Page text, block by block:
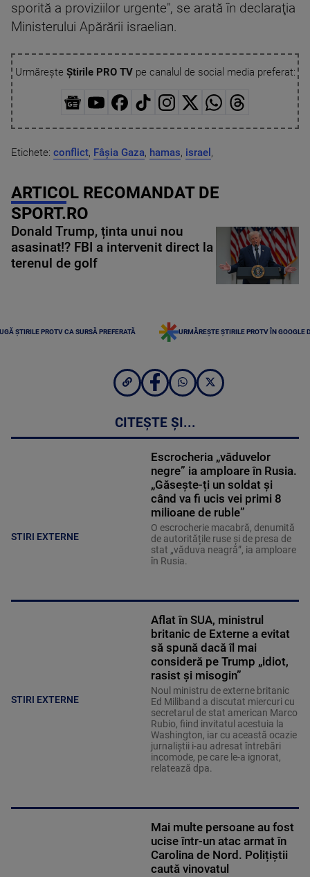
sporită a proviziilor urgente", se arată în declaraţia
Ministerului Apărării israelian.
Urmărește Știrile PRO TVpe canalul de social media preferat:
Etichete: conflict, Fâșia Gaza, hamas, israel ,
ARTICOL RECOMANDAT DE
SPORT.RO
Donald Trump, ținta unui nou
asasinat!? FBI a intervenit direct la
terenul de golf
ȘTIRILE PROTV CA SURSĂ PREFERATĂ URMĂREȘTE ȘTIRILE PROTV ÎN GOOGLE
CITEȘTE ȘI...
STIRI EXTERNE
Escrocheria „văduvelor
negre” ia amploare în Rusia.
„Găsește-ți un soldat și
când va fi ucis vei primi 8
milioane de ruble”
O escrocherie macabră, denumită
de autoritățile ruse și de presa de
stat „văduva neagră”, ia amploare
în Rusia.
STIRI EXTERNE
Aflat în SUA, ministrul
britanic de Externe a evitat
să spună dacă îl mai
consideră pe Trump „idiot,
rasist și misogin”
Noul ministru de externe britanic
Ed Miliband a discutat miercuri cu
secretarul de stat american Marco
Rubio, fiind invitatul acestuia la
Washington, iar cu această ocazie
jurnaliştii i-au adresat întrebări
incomode, pe care le-a ignorat,
relatează dpa.
Mai multe persoane au fost
ucise într-un atac armat în
Carolina de Nord. Polițiștii
caută vinovatul